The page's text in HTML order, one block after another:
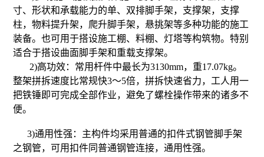
寸、形状和承载能力的单、双排脚手架，支撑架，支撑
柱，物料提升架，爬升脚手架，悬挑架等多种功能的施工
装备。也可用于搭设施工棚、料棚、灯塔等构筑物。特别
适合于搭设曲面脚手架和重载支撑架。
2)高功效：常用杆件中最长为3130mm，重17.07kg。
整架拼拆速度比常规快3～5倍，拼拆快速省力，工人用一
把铁锤即可完成全部作业，避免了螺栓操作带来的诸多不
便。
3)通用性强：主构件均采用普通的扣件式钢管脚手架
之钢管，可用扣件同普通钢管连接，通用性强。